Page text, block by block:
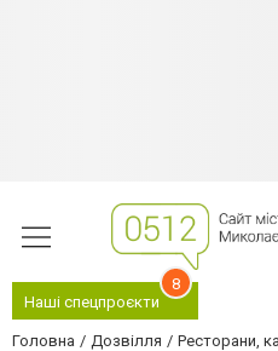
Наші спецпроєкти
8
Головна Дозвілля Ресторани,